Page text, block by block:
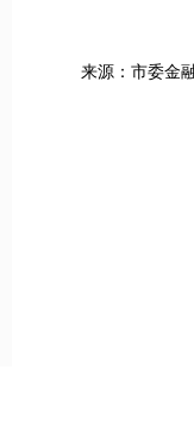
来源：市委金